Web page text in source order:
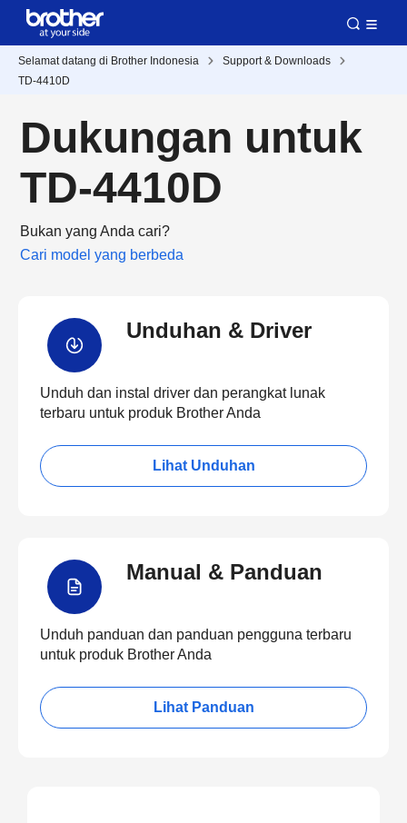
Selamat datang di Brother Indonesia
Support & Downloads
TD-4410D
Dukungan untuk
TD-4410D
Bukan yang Anda cari?
Cari model yang berbeda
Unduhan & Driver
Unduh dan instal driver dan perangkat lunak
terbaru untuk produk Brother Anda
Lihat Unduhan
Manual & Panduan
Unduh panduan dan panduan pengguna terbaru
untuk produk Brother Anda
Lihat Panduan